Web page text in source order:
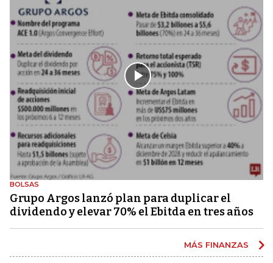
BOLSAS
Grupo Argos lanzó plan para duplicar el
dividendo y elevar 70% el Ebitda en tres años
MÁS FINANZAS